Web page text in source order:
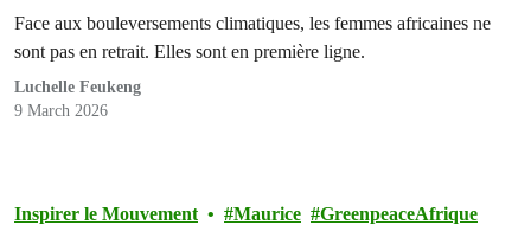
Face aux bouleversements climatiques, les femmes africaines ne
sont pas en retrait. Elles sont en première ligne.
Luchelle Feukeng
9 March 2026
Inspirer le Mouvement Maurice GreenpeaceAfrique